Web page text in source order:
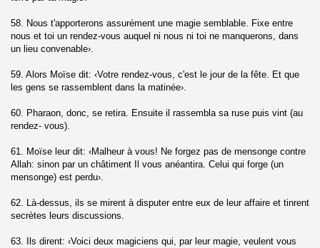
58. Nous t'apporterons assurément une magie semblable. Fixe entre
nous et toi un rendez-vous auquel ni nous ni toi ne manquerons, dans
un lieu convenable›.
59. Alors Moïse dit: ‹Votre rendez-vous, c'est le jour de la fête. Et que
les gens se rassemblent dans la matinée›.
60. Pharaon, donc, se retira. Ensuite il rassembla sa ruse puis vint (au
rendez- vous).
61. Moïse leur dit: ‹Malheur à vous! Ne forgez pas de mensonge contre
Allah: sinon par un châtiment Il vous anéantira. Celui qui forge (un
mensonge) est perdu›.
62. Là-dessus, ils se mirent à disputer entre eux de leur affaire et tinrent
secrètes leurs discussions.
63. Ils dirent: ‹Voici deux magiciens qui, par leur magie, veulent vous
Tagabun)
(Al- Haqqah)
(Al- Maarij)